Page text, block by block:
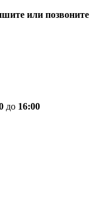
или позвоните
до 16:00